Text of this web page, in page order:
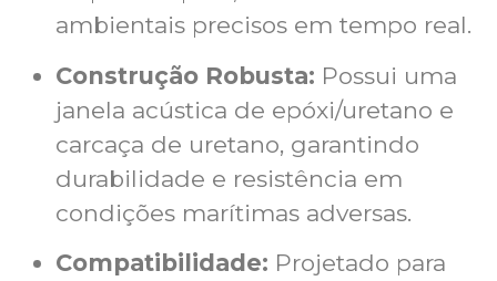
ambientais precisos em tempo real.
Construção Robusta: Possui uma
janela acústica de epóxi/uretano e
carcaça de uretano, garantindo
durabilidade e resistência em
condições marítimas adversas.
Compatibilidade: Projetado para